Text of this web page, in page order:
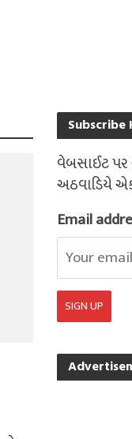
Subscribe
વેબસાઈટ પર
અઠવાડિયે
Email